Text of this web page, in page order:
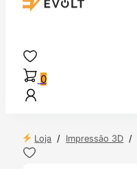
0
Loja / Impressão 3D /